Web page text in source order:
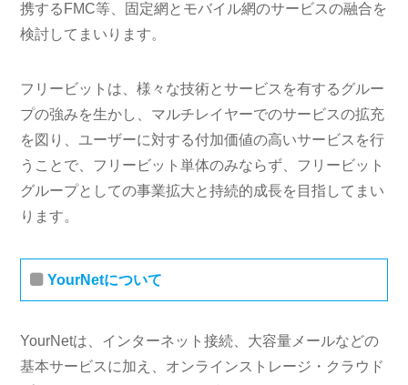
携するFMC等、固定網とモバイル網のサービスの融合を
検討してまいります。
フリービットは、様々な技術とサービスを有するグルー
プの強みを生かし、マルチレイヤーでのサービスの拡充
を図り、ユーザーに対する付加価値の高いサービスを行
うことで、フリービット単体のみならず、フリービット
グループとしての事業拡大と持続的成長を目指してまい
ります。
YourNetについて
YourNetは、インターネット接続、大容量メールなどの
基本サービスに加え、オンラインストレージ・クラウド